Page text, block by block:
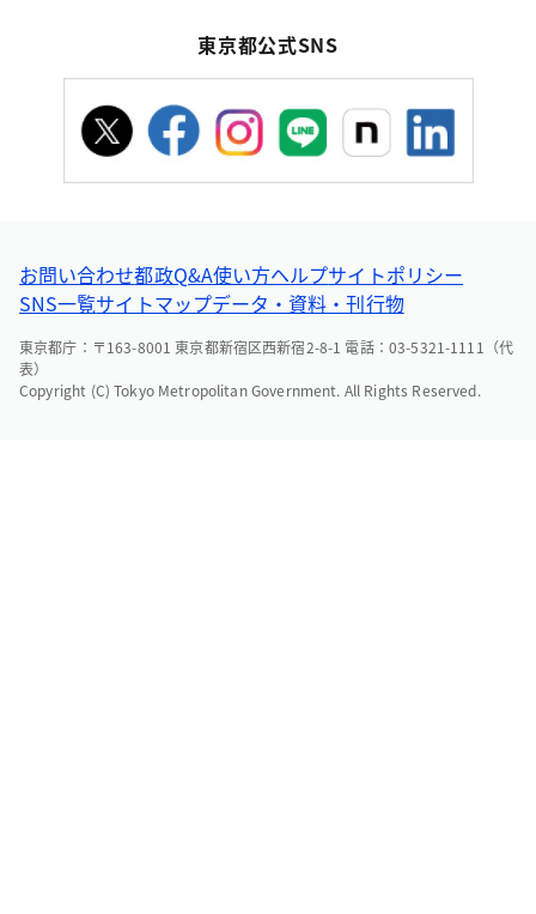
東京都公式SNS
お問い合わせ都政Q&A使い方ヘルプサイトポリシー
SNS一覧サイトマップデータ・資料・刊行物
東京都庁：〒163-8001 東京都新宿区西新宿2-8-1 電話：03-5321-1111（代
表）
Copyright (C) Tokyo Metropolitan Government. All Rights Reserved.